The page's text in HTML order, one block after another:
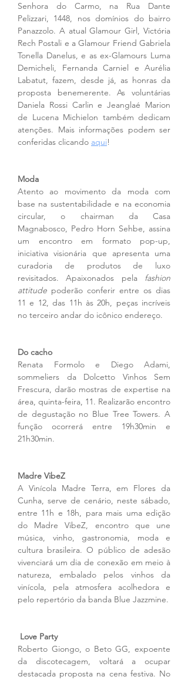
Senhora do Carmo, na Rua Dante
Pelizzari, 1448, nos domínios do bairro
Panazzolo. A atual Glamour Girl, Victória
Rech Postali e a Glamour Friend Gabriela
Tonella Danelus, e as ex-Glamours Luma
Demicheli, Fernanda Carniel e Aurélia
Labatut, fazem, desde já, as honras da
proposta benemerente. As voluntárias
Daniela Rossi Carlin e Jeanglaé Marion
de Lucena Michielon também dedicam
atenções. Mais informações podem ser
conferidas clicando aqui!
Moda
Atento ao movimento da moda com
base na sustentabilidade e na economia
circular, o chairman da Casa
Magnabosco, Pedro Horn Sehbe, assina
um encontro em formato pop-up,
iniciativa visionária que apresenta uma
curadoria de produtos de luxo
revisitados. Apaixonados pela fashion
attitude poderão conferir entre os dias
11 e 12, das 11h às 20h, peças incríveis
no terceiro andar do icônico endereço.
Do cacho
Renata Formolo e Diego Adami,
sommeliers da Dolcetto Vinhos Sem
Frescura, darão mostras de expertise na
área, quinta-feira, 11. Realizarão encontro
de degustação no Blue Tree Towers. A
função ocorrerá entre 19h30min e
21h30min.
Madre VibeZ
A Vinícola Madre Terra, em Flores da
Cunha, serve de cenário, neste sábado,
entre 11h e 18h, para mais uma edição
do Madre VibeZ, encontro que une
música, vinho, gastronomia, moda e
cultura brasileira. O público de adesão
vivenciará um dia de conexão em meio à
natureza, embalado pelos vinhos da
vinícola, pela atmosfera acolhedora e
pelo repertório da banda Blue Jazzmine.
Love Party
Roberto Giongo, o Beto GG, expoente
da discotecagem, voltará a ocupar
destacada proposta na cena festiva. No